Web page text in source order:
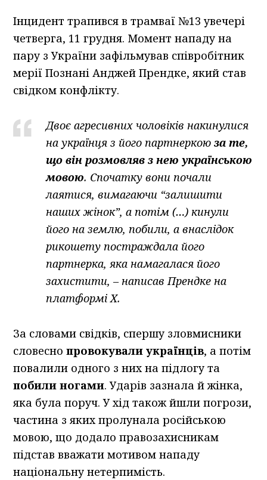
Інцидент трапився в трамваї №13 увечері
четверга, 11 грудня. Момент нападу на
пару з України зафільмував співробітник
мерії Познані Анджей Прендке, який став
свідком конфлікту.
Двоє агресивних чоловіків накинулися
на українця з його партнеркоюза те,
що він розмовляв з нею українською
мовою. Спочатку вони почали
лаятися, вимагаючи “залишити
наших жінок”, а потім (…) кинули
його на землю, побили, а внаслідок
рикошету постраждала його
партнерка, яка намагалася його
захистити, – написав Прендке на
платформі Х.
За словами свідків, спершу зловмисники
словеснопровокували українців, а потім
повалили одного з них на підлогу та
побили ногами. Ударів зазнала й жінка,
яка була поруч. У хід також йшли погрози,
частина з яких пролунала російською
мовою, що додало правозахисникам
підстав вважати мотивом нападу
національну нетерпимість.